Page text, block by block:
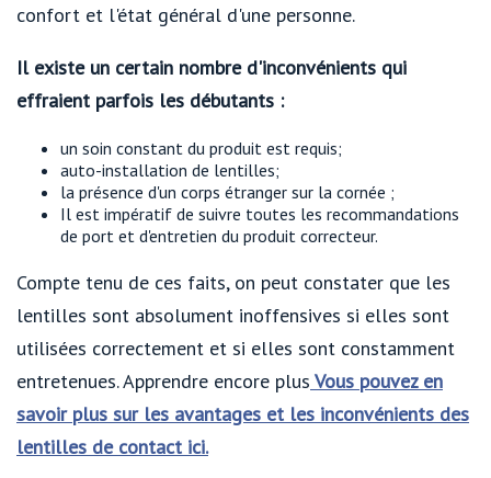
confort et l'état général d'une personne.
Il existe un certain nombre d'inconvénients qui
effraient parfois les débutants :
un soin constant du produit est requis;
auto-installation de lentilles;
la présence d'un corps étranger sur la cornée ;
Il est impératif de suivre toutes les recommandations
de port et d'entretien du produit correcteur.
Compte tenu de ces faits, on peut constater que les
lentilles sont absolument inoffensives si elles sont
utilisées correctement et si elles sont constamment
entretenues. Apprendre encore plus Vous pouvez en
savoir plus sur les avantages et les inconvénients des
lentilles de contact ici.